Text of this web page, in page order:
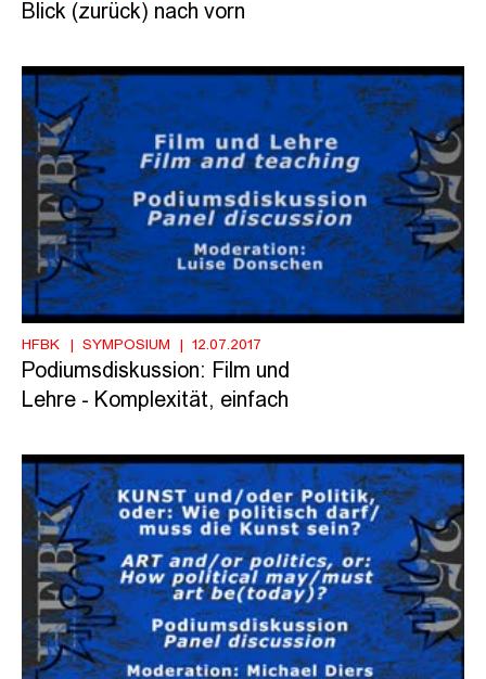
Blick (zurück) nach vorn
HFBK SYMPOSIUM 12.07.2017
Podiumsdiskussion: Film und
Lehre - Komplexität, einfach